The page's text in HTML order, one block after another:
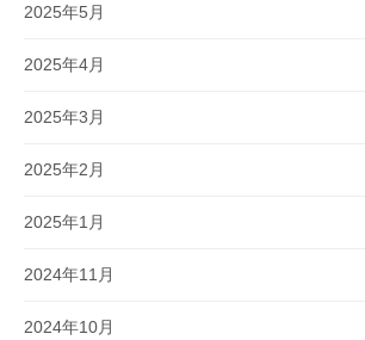
2025年5月
2025年4月
2025年3月
2025年2月
2025年1月
2024年11月
2024年10月